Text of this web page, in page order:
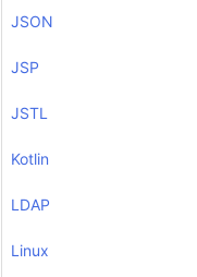
JSON
JSP
JSTL
Kotlin
LDAP
Linux